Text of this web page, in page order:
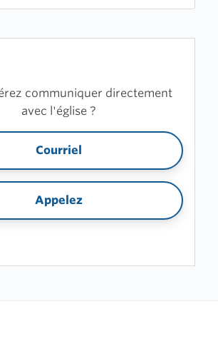
communiquer directement
avec l'église ?
Courriel
Appelez